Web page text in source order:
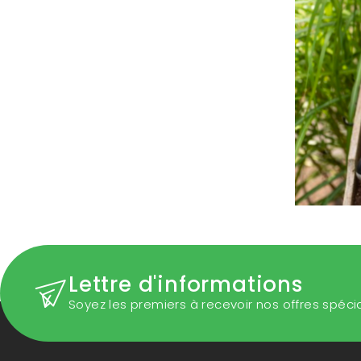
Lettre d'informations
Soyez les premiers à recevoir nos offres